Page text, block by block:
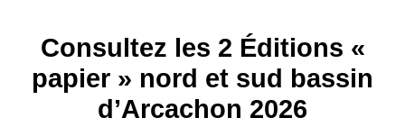
Consultez les 2 Éditions «
papier » nord et sud bassin
d’Arcachon 2026